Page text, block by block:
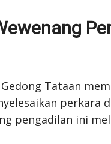
Gedong Tataan
perkara
pengadilan ini